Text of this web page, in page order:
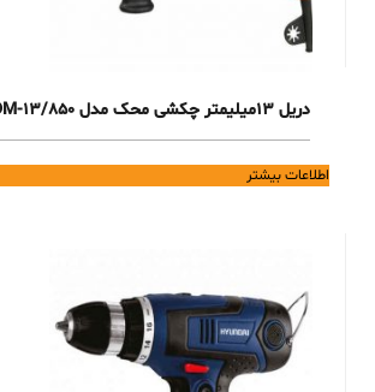
دریل 13میلیمتر چکشی محک مدل DM-13/850
اطلاعات بیشتر